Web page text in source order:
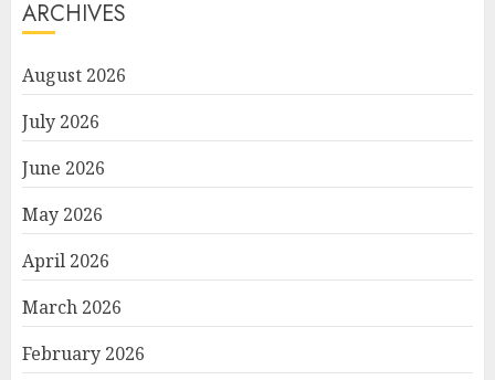
ARCHIVES
August 2026
July 2026
June 2026
May 2026
April 2026
March 2026
February 2026